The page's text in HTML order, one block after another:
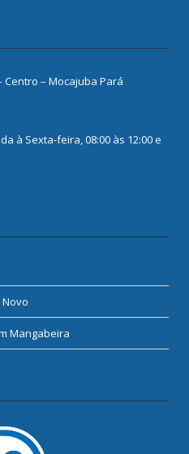
Centro – Mocajuba Pará
à Sexta-feira, 08:00 às 12:00 e
Mangabeira